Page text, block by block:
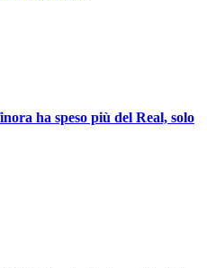
ha speso più del Real, solo